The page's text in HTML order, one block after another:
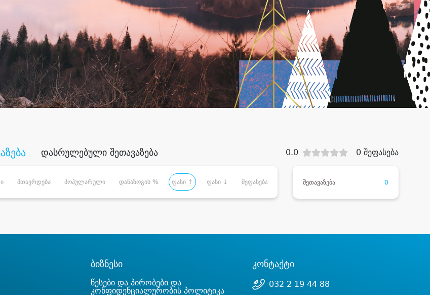
დასრულებული შეთავაზება 0.0 0 შეფასება
მთავრდება პოპულარული დანაზოგის % ფასი ↑ ფასი ↓ შეფასება შეთავაზება 0
ბიზნესი
წესები და პირობები და
კონფიდენციალურობის პოლიტიკა
კონტაქტი
032 2 19 44 88